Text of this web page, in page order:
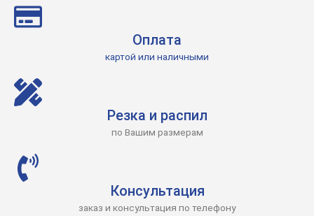
Оплата
картой или наличными
Резка и распил
по Вашим размерам
Консультация
заказ и консультация по телефону